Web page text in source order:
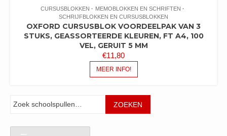
CURSUSBLOKKEN
MEMOBLOKKEN EN SCHRIFTEN
SCHRIJFBLOKKEN EN CURSUSBLOKKEN
OXFORD CURSUSBLOK VOORDEELPAK VAN 3
STUKS, GEASSORTEERDE KLEUREN, FT A4, 100
VEL, GERUIT 5 MM
€11,80
MEER INFO!
ZOEKEN